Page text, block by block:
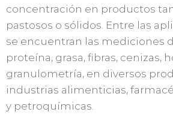
concentración en productos
pastosos o sólidos. Entre las
se encuentran las mediciones
proteína, grasa, fibras, cenizas,
granulometría, en diversos
industrias alimenticias,
y petroquímicas.